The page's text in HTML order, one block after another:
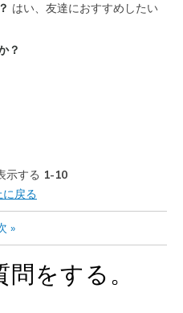
to width
for Wearing
はい、友達におすすめしたい
？
示する 1-10
戻る
»
をする。